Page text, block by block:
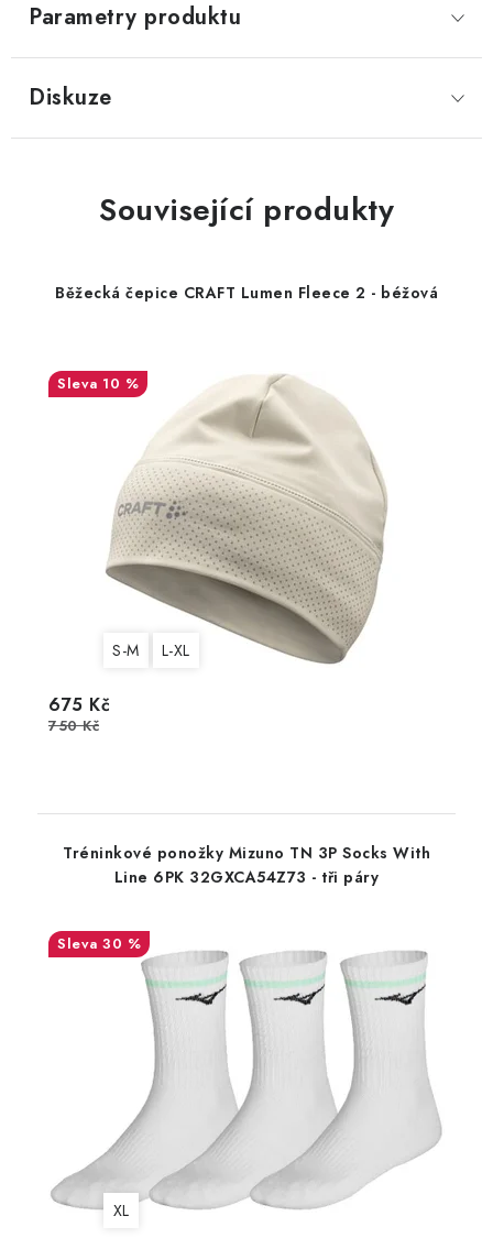
Parametry produktu
Diskuze
Související produkty
Běžecká čepice CRAFT Lumen Fleece 2 - béžová
10 %
S-M L-XL
675 Kč
750 Kč
Tréninkové ponožky Mizuno TN 3P Socks With
Line 6PK 32GXCA54Z73 - tři páry
30 %
XL